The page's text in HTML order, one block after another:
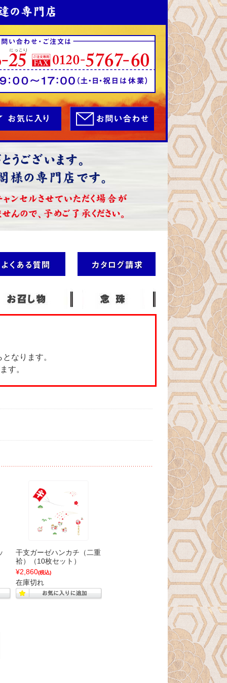
なります。
す。
干支ガーゼハンカチ（二重
袷）（10枚セット）
¥2,860(税込)
在庫切れ